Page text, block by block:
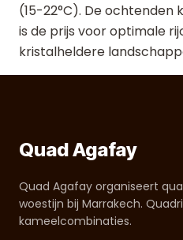
(15-22°C). De ochtenden
is de prijs voor optimale
kristalheldere
Quad Agafay
Quad Agafay organiseert
woestijn bij Marrakech.
kameelcombinaties.